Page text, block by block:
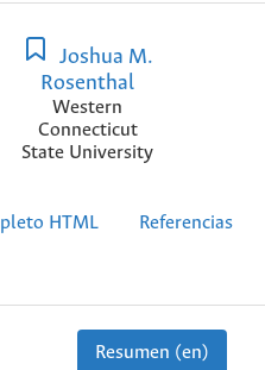
Joshua M.
Rosenthal
Western
Connecticut
State University
HTML Referencias
Resumen (en)